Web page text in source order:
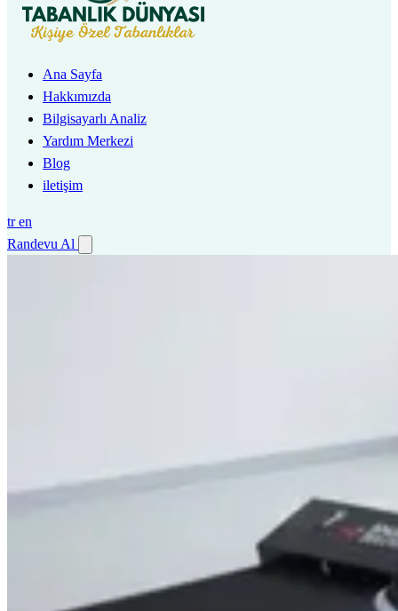
Ana Sayfa
Hakkımızda
Bilgisayarlı Analiz
Yardım Merkezi
Blog
iletişim
tren
Randevu Al